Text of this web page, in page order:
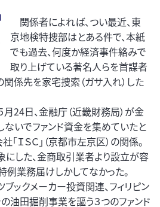
関係者によれば、つい最近、東
京地検特捜部はとある件で、本紙
でも過去、何度か経済事件絡みで
取り上げている著名人らを首謀者
関係先を家宅捜索（ガサ入れ）した
月24日、金融庁（近畿財務局）が金
いでファンド資金を集めていたと
ＩＳＣ」（京都市左京区）の関係。
した、金商取引業者より設立が容
業務届けしかしてなかった。
ブックメーカー投資関連、フィリピン
油田掘削事業を謳う３つのファンド